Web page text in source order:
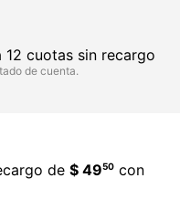
12 cuotas sin recargo
de cuenta.
de $ 4950 con